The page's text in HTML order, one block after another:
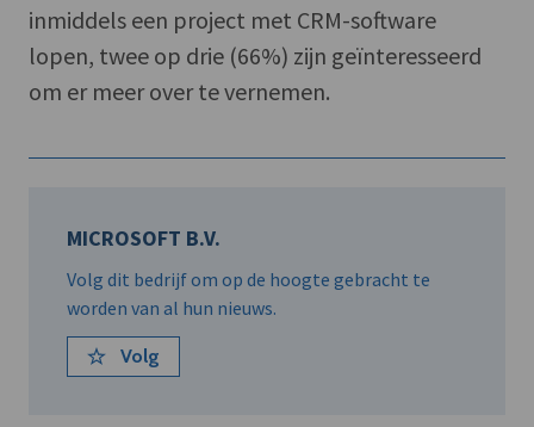
inmiddels een project met CRM-software
lopen, twee op drie (66%) zijn geïnteresseerd
om er meer over te vernemen.
MICROSOFT B.V.
Volg dit bedrijf om op de hoogte gebracht te
worden van al hun nieuws.
Volg